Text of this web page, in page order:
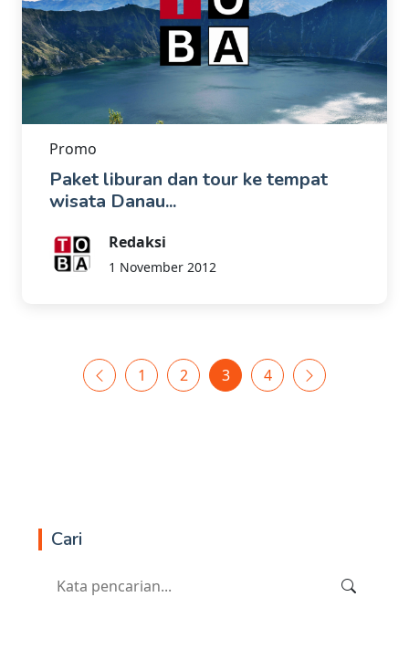
Promo
Paket liburan dan tour ke tempat
wisata Danau...
Redaksi
1 November 2012
1 2 3 4
Cari